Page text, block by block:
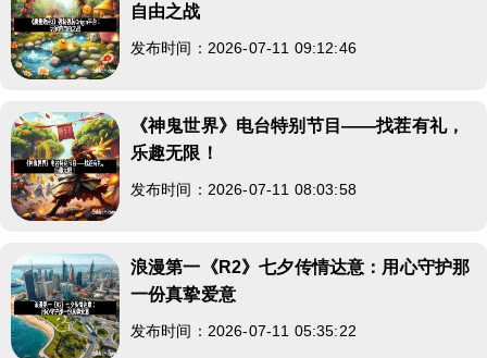
自由之战
发布时间：2026-07-11 09:12:46
《神鬼世界》电台特别节目——找茬有礼，
乐趣无限！
发布时间：2026-07-11 08:03:58
浪漫第一《R2》七夕传情达意：用心守护那
一份真挚爱意
发布时间：2026-07-11 05:35:22